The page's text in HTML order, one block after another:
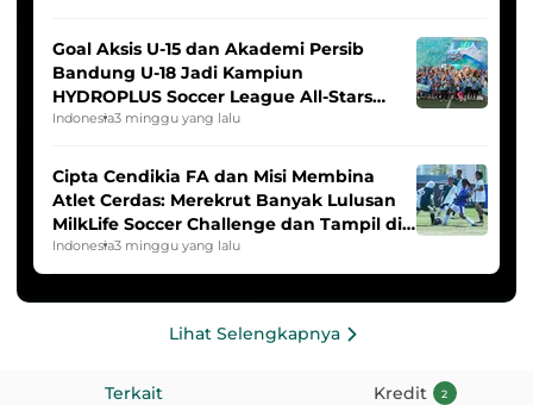
Goal Aksis U-15 dan Akademi Persib
Bandung U-18 Jadi Kampiun
HYDROPLUS Soccer League All-Stars
2025/2026
Indonesia3 minggu yang lalu
Cipta Cendikia FA dan Misi Membina
Atlet Cerdas: Merekrut Banyak Lulusan
MilkLife Soccer Challenge dan Tampil di
HYDROPLUS Soccer League
Indonesia3 minggu yang lalu
Lihat Selengkapnya
Terkait Kredit 2